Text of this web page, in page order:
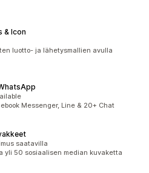
& Icon
luotto- ja lähetysmallien avulla
Messenger, Line & 20+ Chat
saatavilla
yli 50 sosiaalisen median kuvaketta